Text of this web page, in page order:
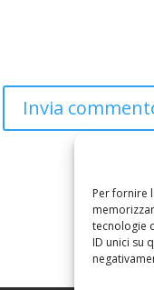
Per fornire
tecnologie
ID unici su